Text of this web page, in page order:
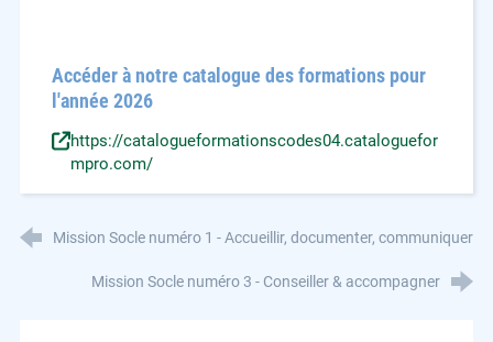
Accéder à notre catalogue des formations pour
l'année 2026
https://catalogueformationscodes04.cataloguefor
mpro.com/
Mission Socle numéro 1 - Accueillir, documenter, communiquer
Mission Socle numéro 3 - Conseiller & accompagner